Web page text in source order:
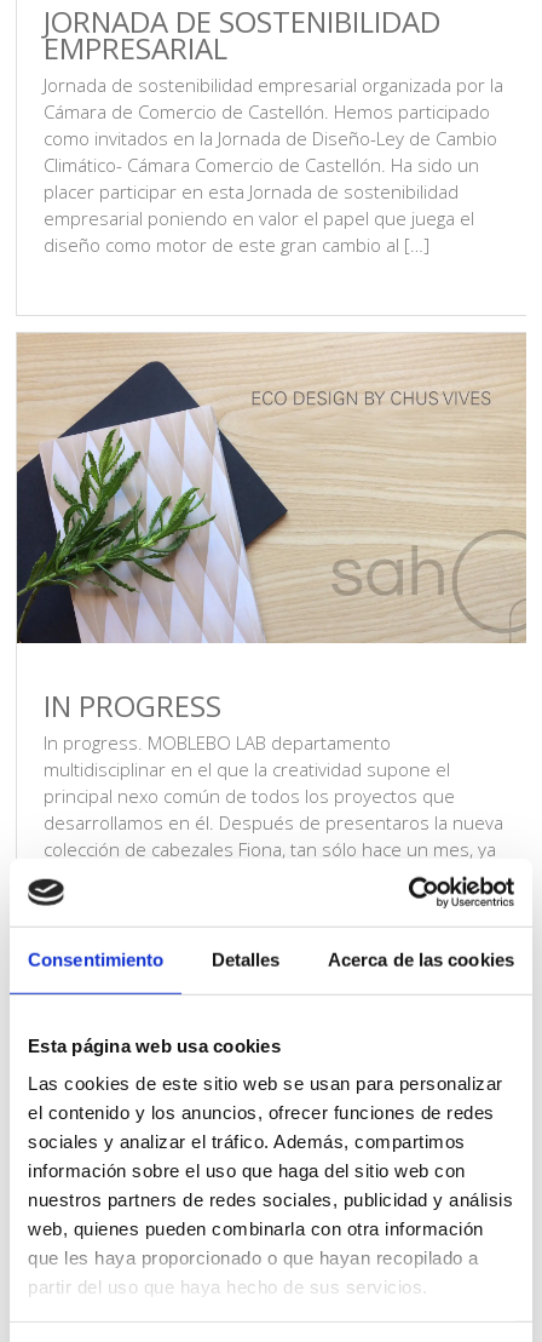
Consentimiento Detalles Acerca de las cookies
Esta página web usa cookies
Las cookies de este sitio web se usan para personalizar
el contenido y los anuncios, ofrecer funciones de redes
sociales y analizar el tráfico. Además, compartimos
información sobre el uso que haga del sitio web con
nuestros partners de redes sociales, publicidad y análisis
web, quienes pueden combinarla con otra información
que les haya proporcionado o que hayan recopilado a
partir del uso que haya hecho de sus servicios.
JORNADA DE SOSTENIBILIDAD
EMPRESARIAL
Jornada de sostenibilidad empresarial organizada por la
Cámara de Comercio de Castellón. Hemos participado
como invitados en la Jornada de Diseño-Ley de Cambio
Climático- Cámara Comercio de Castellón. Ha sido un
placer participar en esta Jornada de sostenibilidad
empresarial poniendo en valor el papel que juega el
diseño como motor de este gran cambio al […]
IN PROGRESS
In progress. MOBLEBO LAB departamento
multidisciplinar en el que la creatividad supone el
principal nexo común de todos los proyectos que
desarrollamos en él. Después de presentaros la nueva
colección de cabezales Fiona, tan sólo hace un mes, ya
estamos trabajando en el próximo proyecto. Esta vez le
ha tocado el turno al campo de […]